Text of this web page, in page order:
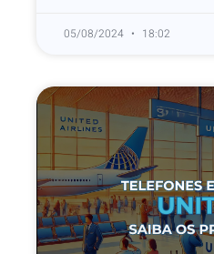
05/08/2024 18:02